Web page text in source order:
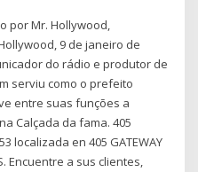
por Mr. Hollywood,
9 de janeiro de
do rádio e produtor de
serviu como o prefeito
entre suas funções a
Calçada da fama. 405
localizada en 405 GATEWAY
Encuentre a sus clientes,